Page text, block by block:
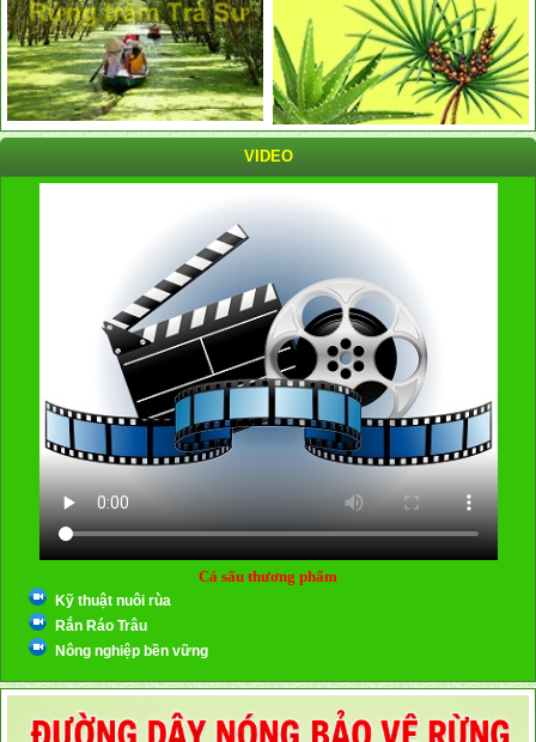
VIDEO
Cá sấu thương phẩm
Kỹ thuật nuôi rùa
Rắn Ráo Trâu
Nông nghiệp bền vững